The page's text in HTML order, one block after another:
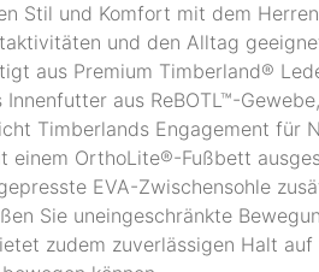
Stil und Komfort mit dem
und den Alltag
aus Premium Timberland®
Innenfutter aus ReBOTL™-
Timberlands Engagement für
einem OrthoLite®-Fußbett
EVA-Zwischensohle
Sie uneingeschränkte
zudem zuverlässigen Halt